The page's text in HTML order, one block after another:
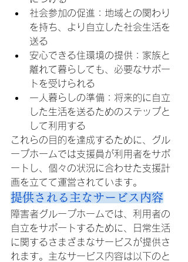
社会参加の促進：地域との関わり
を持ち、より自立した社会生活を
送る
安心できる住環境の提供：家族と
離れて暮らしても、必要なサポー
トを受けられる
一人暮らしの準備：将来的に自立
した生活を送るためのステップと
して利用する
これらの目的を達成するために、グル
ープホームでは支援員が利用者をサポ
ートし、個々の状況に合わせた支援計
画を立てて運営されています。
提供される主なサービス内容
障害者グループホームでは、利用者の
自立をサポートするために、日常生活
に関するさまざまなサービスが提供さ
れます。主なサービス内容は以下のと